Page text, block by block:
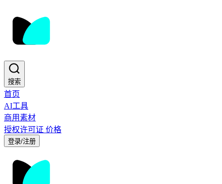
搜索
首页
AI工具
商用素材
授权许可证 价格
登录/注册